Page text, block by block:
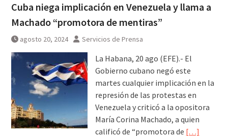
Cuba niega implicación en Venezuela y llama a
Machado “promotora de mentiras”
agosto 20, 2024 Servicios de Prensa
La Habana, 20 ago (EFE).- El
Gobierno cubano negó este
martes cualquier implicación en la
represión de las protestas en
Venezuela y criticó a la opositora
María Corina Machado, a quien
calificó de “promotora de […]